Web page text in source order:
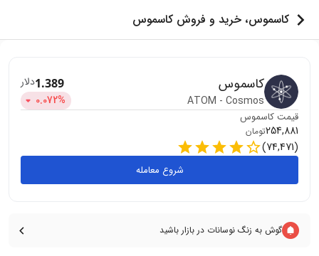
کاسموس، خرید و فروش کاسموس
کاسموس
ATOM - Cosmos
1.389دلار
0.072%
قیمت کاسموس
254,881تومان
(
74,471
)
شروع معامله
گوش به زنگ نوسانات در بازار باشید